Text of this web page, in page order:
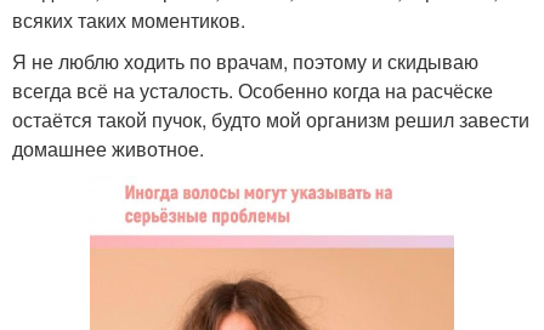
всяких таких моментиков.
Я не люблю ходить по врачам, поэтому и скидываю
всегда всё на усталость. Особенно когда на расчёске
остаётся такой пучок, будто мой организм решил завести
домашнее животное.